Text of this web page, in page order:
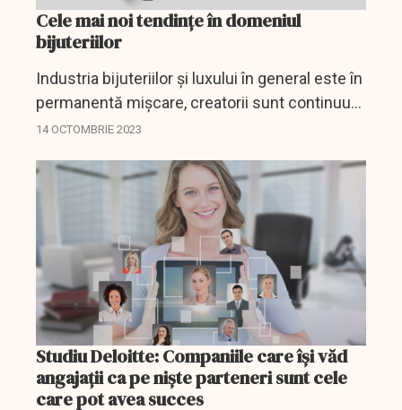
Cele mai noi tendințe în domeniul
bijuteriilor
Industria bijuteriilor și luxului în general este în
permanentă mișcare, creatorii sunt continuu
în căutarea formelor și combinațiilor unice, fie
14 OCTOMBRIE 2023
Studiu Deloitte: Companiile care își văd
angajații ca pe niște parteneri sunt cele
care pot avea succes